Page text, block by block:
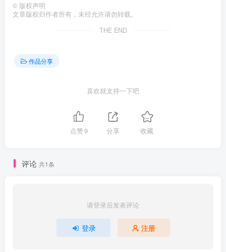
© 版权声明
文章版权归作者所有，未经允许请勿转载。
THE END
作品分享
喜欢就支持一下吧
点赞9 分享 收藏
评论 共1条
请登录后发表评论
登录 注册